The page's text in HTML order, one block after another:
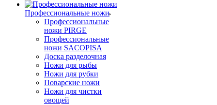
Профессиональные ножи
Профессиональные
ножи PIRGE
Профессиональные
ножи SACOPISA
Доска разделочная
Ножи для рыбы
Ножи для рубки
Поварские ножи
Ножи для чистки
овощей